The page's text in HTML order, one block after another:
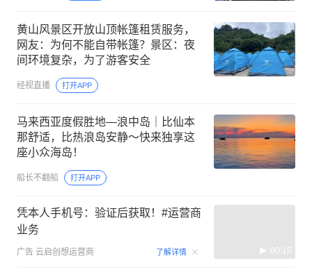
黄山风景区开放山顶帐篷租赁服务，
网友：为何不能自带帐篷？景区：夜
间环境复杂，为了游客安全
经视直播 打开APP
马来西亚度假胜地—浪中岛｜比仙本
那舒适，比热浪岛安静～快来独享这
座小众海岛！
船长不翻船 打开APP
凭本人手机号：验证后获取！#运营商
业务
广告 云启创想运营商 了解详情 00:15